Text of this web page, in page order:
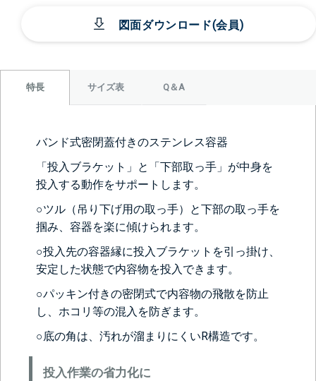
図面ダウンロード(会員)
特長 サイズ表 Q＆A
バンド式密閉蓋付きのステンレス容器
「投入ブラケット」と「下部取っ手」が中身を
投入する動作をサポートします。
○ツル（吊り下げ用の取っ手）と下部の取っ手を
掴み、容器を楽に傾けられます。
○投入先の容器縁に投入ブラケットを引っ掛け、
安定した状態で内容物を投入できます。
○パッキン付きの密閉式で内容物の飛散を防止
し、ホコリ等の混入を防ぎます。
○底の角は、汚れが溜まりにくいR構造です。
投入作業の省力化に